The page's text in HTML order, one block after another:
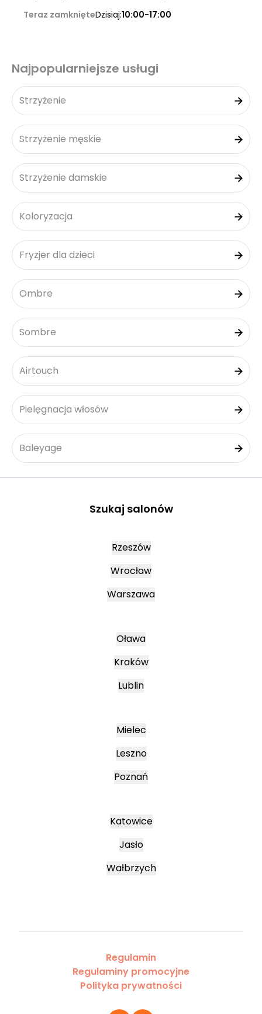
Teraz zamknięteDzisiaj:10:00-17:00
Najpopularniejsze usługi
Strzyżenie
Strzyżenie męskie
Strzyżenie damskie
Koloryzacja
Fryzjer dla dzieci
Ombre
Sombre
Airtouch
Pielęgnacja włosów
Baleyage
Szukaj salonów
Rzeszów
Wrocław
Warszawa
Oława
Kraków
Lublin
Mielec
Leszno
Poznań
Katowice
Jasło
Wałbrzych
Regulamin
Regulaminy promocyjne
Polityka prywatności